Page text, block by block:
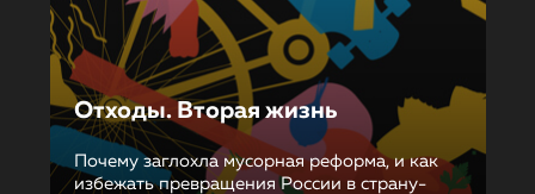
Отходы. Вторая жизнь
Почему заглохла мусорная реформа, и как
избежать превращения России в страну-